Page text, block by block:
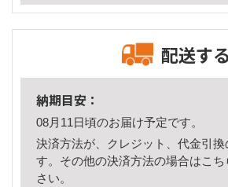
配送する
納期目安：
08月11日頃のお届け予定です。
決済方法が、クレジット、代金引換
す。その他の決済方法の場合はこち
さい。